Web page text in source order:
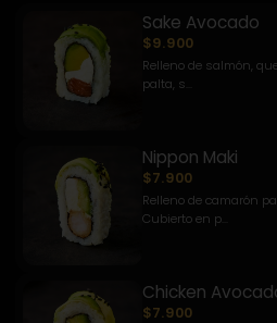
Sake Avocado
$9.900
Relleno de salmón,
palta, s...
Nippon Maki
$7.900
Relleno de camarón
Cubierto en p...
Chicken
$7.900